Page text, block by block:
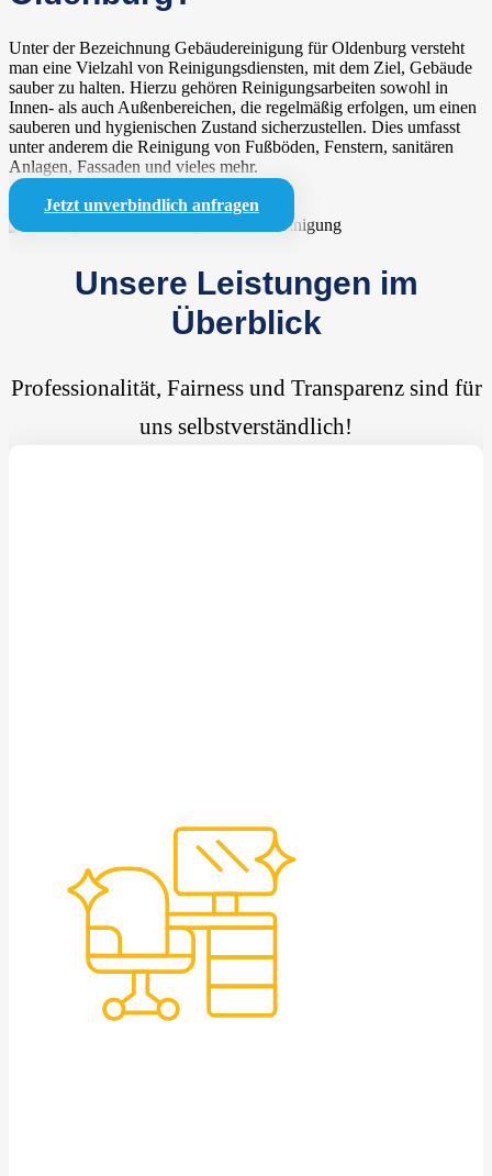
Unter der Bezeichnung Gebäudereinigung für Oldenburg versteht
man eine Vielzahl von Reinigungsdiensten, mit dem Ziel, Gebäude
sauber zu halten. Hierzu gehören Reinigungsarbeiten sowohl in
Innen- als auch Außenbereichen, die regelmäßig erfolgen, um einen
sauberen und hygienischen Zustand sicherzustellen. Dies umfasst
unter anderem die Reinigung von Fußböden, Fenstern, sanitären
Anlagen, Fassaden und vieles mehr.
Jetzt unverbindlich anfragen
Unsere Leistungen im
Überblick
Professionalität, Fairness und Transparenz sind für
uns selbstverständlich!